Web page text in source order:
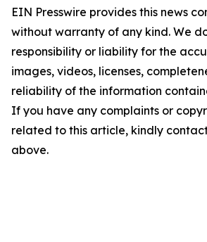
EIN Presswire provides this news
without warranty of any kind. We
responsibility or liability for the
images, videos, licenses,
reliability of the information
If you have any complaints or
related to this article, kindly
above.